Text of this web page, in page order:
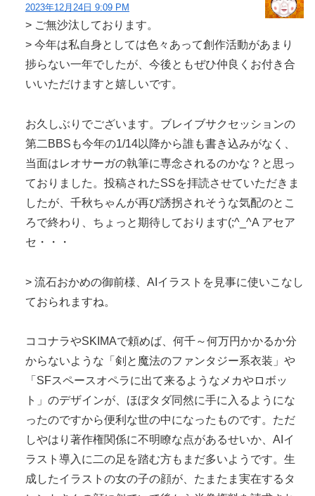
2023年12月24日 9:09 PM
> ご無沙汰しております。
> 今年は私自身としては色々あって創作活動があまり
捗らない一年でしたが、今後ともぜひ仲良くお付き合
いいただけますと嬉しいです。
お久しぶりでございます。ブレイブサクセッションの
第二BBSも今年の1/14以降から誰も書き込みがなく、
当面はレオサーガの執筆に専念されるのかな？と思っ
ておりました。投稿されたSSを拝読させていただきま
したが、千秋ちゃんが再び誘拐されそうな気配のとこ
ろで終わり、ちょっと期待しております(;^_^A アセア
セ・・・
> 流石おかめの御前様、AIイラストを見事に使いこなし
ておられますね。
ココナラやSKIMAで頼めば、何千～何万円かかるか分
からないような「剣と魔法のファンタジー系衣装」や
「SFスペースオペラに出て来るようなメカやロボッ
ト」のデザインが、ほぼタダ同然に手に入るようにな
ったのですから便利な世の中になったものです。ただ
しやはり著作権関係に不明瞭な点があるせいか、AIイ
ラスト導入に二の足を踏む方もまだ多いようです。生
成したイラストの女の子の顔が、たまたま実在するタ